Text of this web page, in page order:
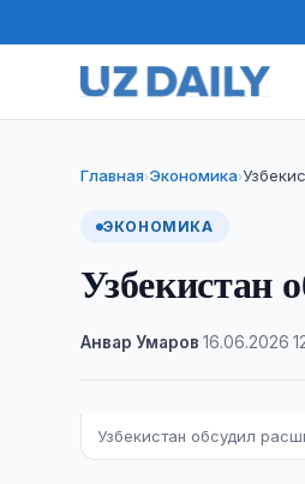
Главная›Экономика›
ЭКОНОМИКА
Узбекистан
Анвар Умаров ·16.06.2026 ·
Узбекистан обсудил